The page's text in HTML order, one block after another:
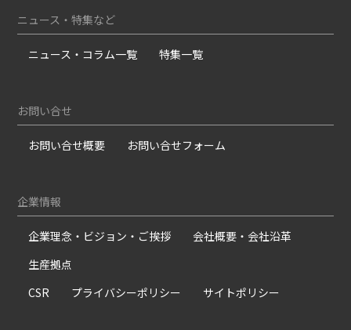
ニュース・特集など
ニュース・コラム一覧 特集一覧
お問い合せ
お問い合せ概要 お問い合せフォーム
企業情報
企業理念・ビジョン・ご挨拶
会社概要・会社沿革
生産拠点
CSR
プライバシーポリシー サイトポリシー